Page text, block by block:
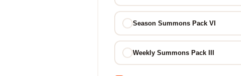
Season Summons Pack VI
Weekly Summons Pack III